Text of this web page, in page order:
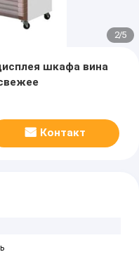
2/5
шкафа вина
Контакт